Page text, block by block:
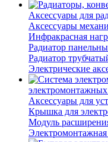
Аксессуары для
Аксессуары
Инфракрасная
Радиатор
Радиатор
Электрические
Аксессуары для
Крышка для
Модуль
Электромонтажная